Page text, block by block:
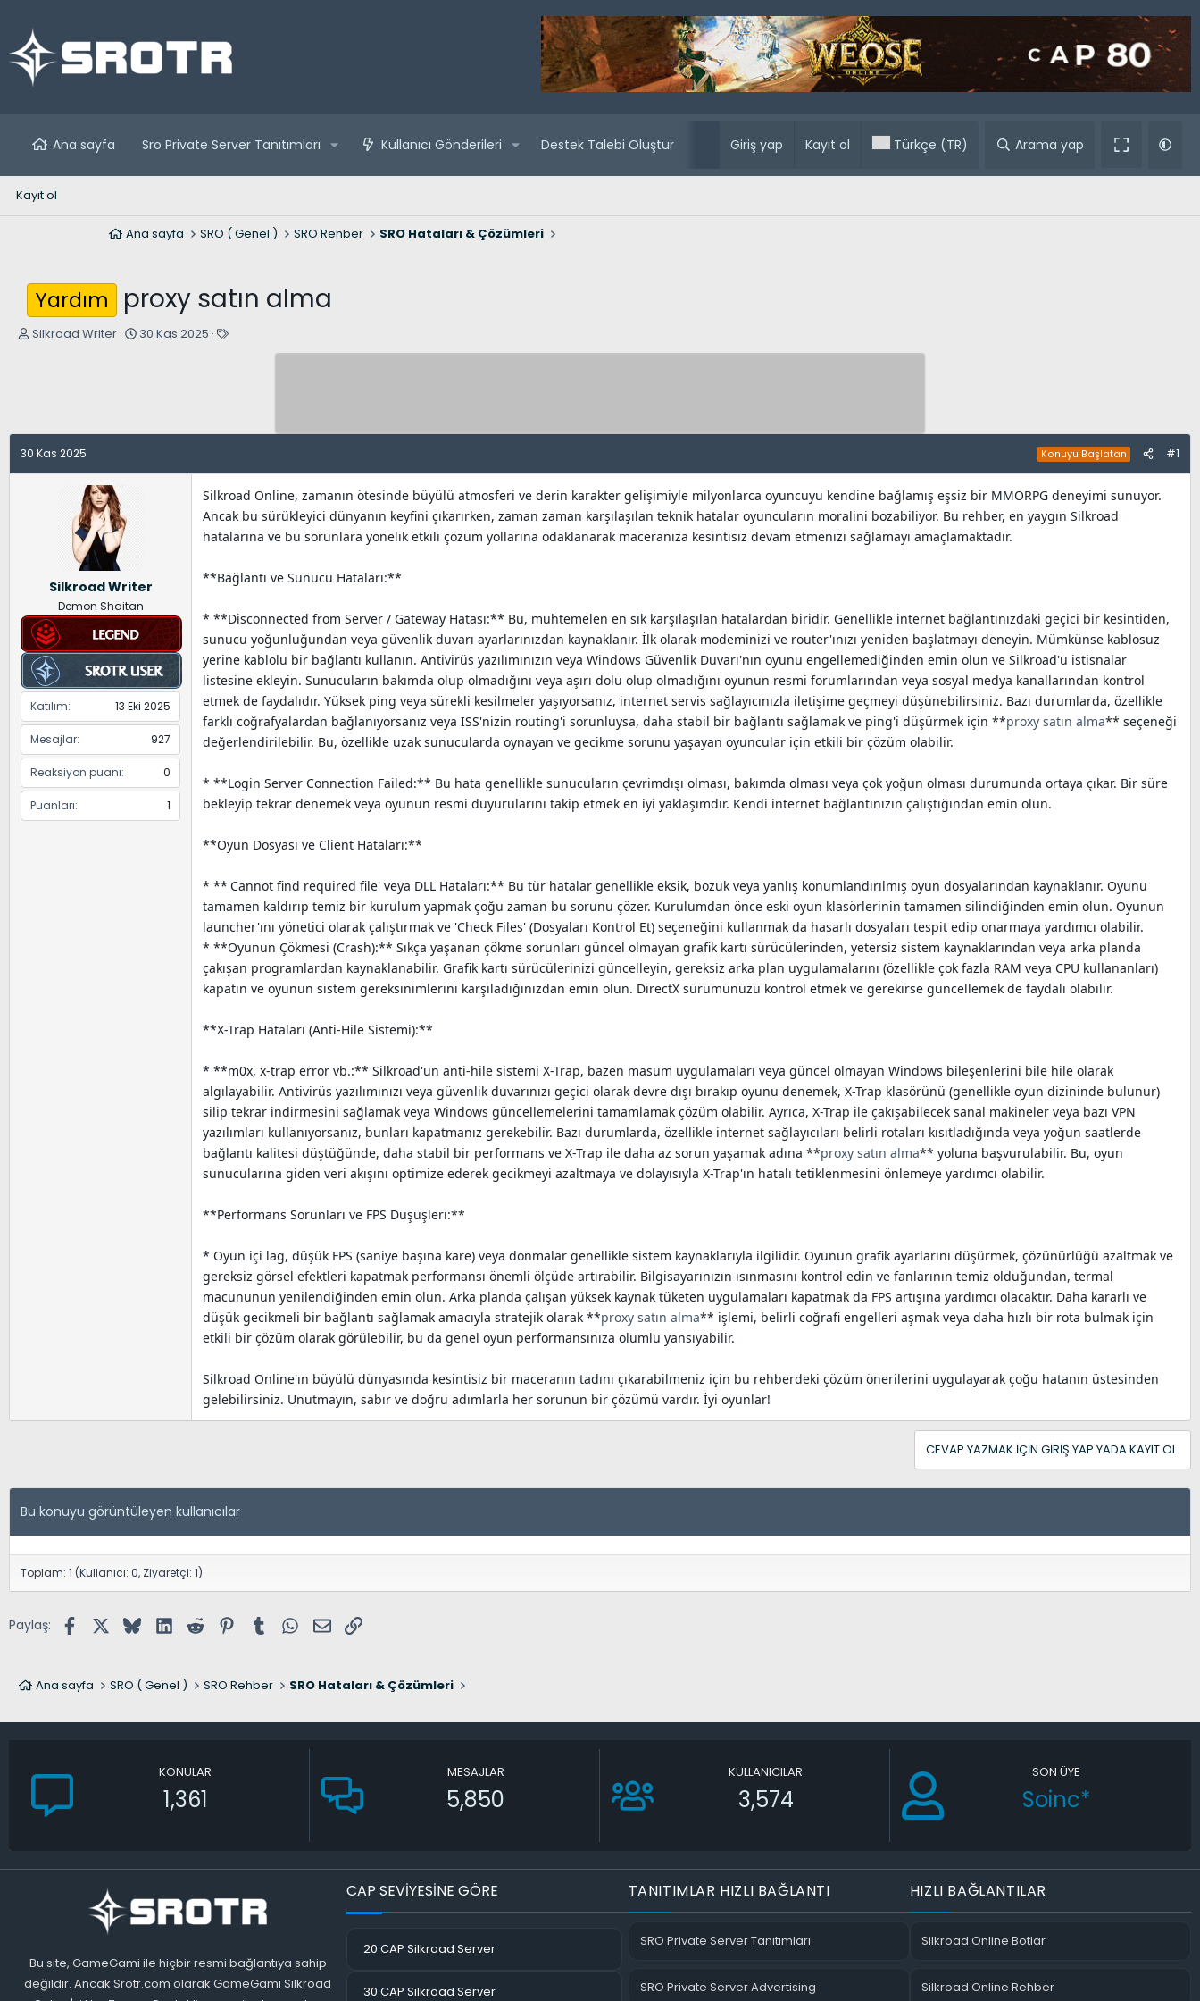
Ana sayfa Sro Private Server Tanıtımları Kullanıcı Gönderileri Destek Talebi Oluştur Yaklaşan sunucular
Giriş yap Kayıt ol Türkçe (TR) Arama yap
Kayıt ol
Ana sayfa SRO ( Genel ) SRO Rehber SRO Hataları & Çözümleri
Yardım proxy satın alma
K
u
B
a
Silkroad Writer
B
n
ı
h
i
30 Kas 2025
E
t
e
r
30 Kas 2025 Konuyu Başlatan #1
Silkroad Writer
Demon Shaitan
Katılım 13 Eki 2025
Mesajlar 927
Reaksiyon puanı 0
Puanları 1
Silkroad Online, zamanın ötesinde büyülü atmosferi ve derin karakter gelişimiyle milyonlarca oyuncuyu kendine bağlamış eşsiz bir MMORPG deneyimi sunuyor.
Ancak bu sürükleyici dünyanın keyfini çıkarırken, zaman zaman karşılaşılan teknik hatalar oyuncuların moralini bozabiliyor. Bu rehber, en yaygın Silkroad
hatalarına ve bu sorunlara yönelik etkili çözüm yollarına odaklanarak maceranıza kesintisiz devam etmenizi sağlamayı amaçlamaktadır.
**Bağlantı ve Sunucu Hataları:**
* **Disconnected from Server / Gateway Hatası:** Bu, muhtemelen en sık karşılaşılan hatalardan biridir. Genellikle internet bağlantınızdaki geçici bir kesintiden,
sunucu yoğunluğundan veya güvenlik duvarı ayarlarınızdan kaynaklanır. İlk olarak modeminizi ve router'ınızı yeniden başlatmayı deneyin. Mümkünse kablosuz
yerine kablolu bir bağlantı kullanın. Antivirüs yazılımınızın veya Windows Güvenlik Duvarı'nın oyunu engellemediğinden emin olun ve Silkroad'u istisnalar
listesine ekleyin. Sunucuların bakımda olup olmadığını veya aşırı dolu olup olmadığını oyunun resmi forumlarından veya sosyal medya kanallarından kontrol
etmek de faydalıdır. Yüksek ping veya sürekli kesilmeler yaşıyorsanız, internet servis sağlayıcınızla iletişime geçmeyi düşünebilirsiniz. Bazı durumlarda, özellikle
farklı coğrafyalardan bağlanıyorsanız veya ISS'nizin routing'i sorunluysa, daha stabil bir bağlantı sağlamak ve ping'i düşürmek için **proxy satın alma** seçeneği
değerlendirilebilir. Bu, özellikle uzak sunucularda oynayan ve gecikme sorunu yaşayan oyuncular için etkili bir çözüm olabilir.
* **Login Server Connection Failed:** Bu hata genellikle sunucuların çevrimdışı olması, bakımda olması veya çok yoğun olması durumunda ortaya çıkar. Bir süre
bekleyip tekrar denemek veya oyunun resmi duyurularını takip etmek en iyi yaklaşımdır. Kendi internet bağlantınızın çalıştığından emin olun.
**Oyun Dosyası ve Client Hataları:**
* **'Cannot find required file' veya DLL Hataları:** Bu tür hatalar genellikle eksik, bozuk veya yanlış konumlandırılmış oyun dosyalarından kaynaklanır. Oyunu
tamamen kaldırıp temiz bir kurulum yapmak çoğu zaman bu sorunu çözer. Kurulumdan önce eski oyun klasörlerinin tamamen silindiğinden emin olun. Oyunun
launcher'ını yönetici olarak çalıştırmak ve 'Check Files' (Dosyaları Kontrol Et) seçeneğini kullanmak da hasarlı dosyaları tespit edip onarmaya yardımcı olabilir.
* **Oyunun Çökmesi (Crash):** Sıkça yaşanan çökme sorunları güncel olmayan grafik kartı sürücülerinden, yetersiz sistem kaynaklarından veya arka planda
çakışan programlardan kaynaklanabilir. Grafik kartı sürücülerinizi güncelleyin, gereksiz arka plan uygulamalarını (özellikle çok fazla RAM veya CPU kullananları)
kapatın ve oyunun sistem gereksinimlerini karşıladığınızdan emin olun. DirectX sürümünüzü kontrol etmek ve gerekirse güncellemek de faydalı olabilir.
**X-Trap Hataları (Anti-Hile Sistemi):**
* **m0x, x-trap error vb.:** Silkroad'un anti-hile sistemi X-Trap, bazen masum uygulamaları veya güncel olmayan Windows bileşenlerini bile hile olarak
algılayabilir. Antivirüs yazılımınızı veya güvenlik duvarınızı geçici olarak devre dışı bırakıp oyunu denemek, X-Trap klasörünü (genellikle oyun dizininde bulunur)
silip tekrar indirmesini sağlamak veya Windows güncellemelerini tamamlamak çözüm olabilir. Ayrıca, X-Trap ile çakışabilecek sanal makineler veya bazı VPN
yazılımları kullanıyorsanız, bunları kapatmanız gerekebilir. Bazı durumlarda, özellikle internet sağlayıcıları belirli rotaları kısıtladığında veya yoğun saatlerde
bağlantı kalitesi düştüğünde, daha stabil bir performans ve X-Trap ile daha az sorun yaşamak adına **proxy satın alma** yoluna başvurulabilir. Bu, oyun
sunucularına giden veri akışını optimize ederek gecikmeyi azaltmaya ve dolayısıyla X-Trap'ın hatalı tetiklenmesini önlemeye yardımcı olabilir.
**Performans Sorunları ve FPS Düşüşleri:**
* Oyun içi lag, düşük FPS (saniye başına kare) veya donmalar genellikle sistem kaynaklarıyla ilgilidir. Oyunun grafik ayarlarını düşürmek, çözünürlüğü azaltmak ve
gereksiz görsel efektleri kapatmak performansı önemli ölçüde artırabilir. Bilgisayarınızın ısınmasını kontrol edin ve fanlarının temiz olduğundan, termal
macununun yenilendiğinden emin olun. Arka planda çalışan yüksek kaynak tüketen uygulamaları kapatmak da FPS artışına yardımcı olacaktır. Daha kararlı ve
düşük gecikmeli bir bağlantı sağlamak amacıyla stratejik olarak **proxy satın alma** işlemi, belirli coğrafi engelleri aşmak veya daha hızlı bir rota bulmak için
etkili bir çözüm olarak görülebilir, bu da genel oyun performansınıza olumlu yansıyabilir.
Silkroad Online'ın büyülü dünyasında kesintisiz bir maceranın tadını çıkarabilmeniz için bu rehberdeki çözüm önerilerini uygulayarak çoğu hatanın üstesinden
gelebilirsiniz. Unutmayın, sabır ve doğru adımlarla her sorunun bir çözümü vardır. İyi oyunlar!
CEVAP YAZMAK IÇIN GIRIŞ YAP YADA KAYIT OL.
Bu konuyu görüntüleyen kullanıcılar
Toplam: 1 (Kullanıcı: 0, Ziyaretçi: 1)
Paylaş: FacebookX (Twitter)
BlueskyLinkedIn
Reddit PinterestTumblr WhatsApp
E-postaLink
Ana sayfa SRO ( Genel ) SRO Rehber SRO Hataları & Çözümleri
KONULAR
1,361
MESAJLAR
5,850
KULLANICILAR
3,574
SON ÜYE
Soinc*
Bu site, GameGami ile hiçbir resmi bağlantıya sahip
değildir. Ancak Srotr.com olarak GameGami Silkroad
CAP SEVİYESİNE GÖRE
20 CAP Silkroad Server
30 CAP Silkroad Server
TANITIMLAR HIZLI BAĞLANTI
SRO Private Server Tanıtımları
SRO Private Server Advertising
HIZLI BAĞLANTILAR
Silkroad Online Botlar
Silkroad Online Rehber